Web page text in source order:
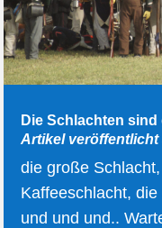
Die Schlachten
Artikel veröffentlicht
die große
Kaffeeschlacht,
und und und..